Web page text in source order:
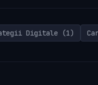
Digitale (1)